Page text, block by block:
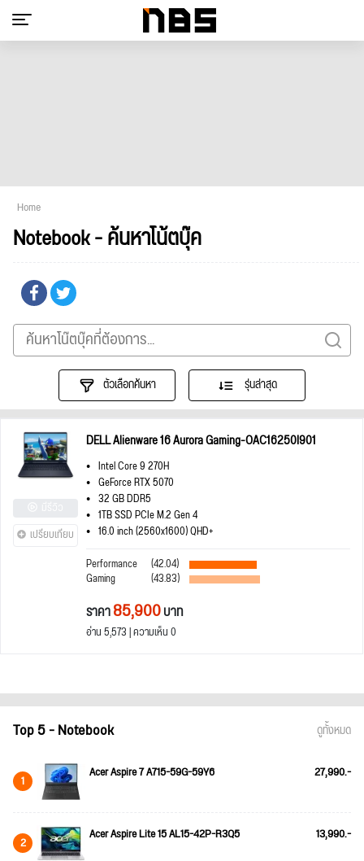
Home
Notebook - ค้นหาโน้ตบุ๊ค
ตัวเลือกค้นหา รุ่นล่าสุด
เปรียบเทียบ
DELL Alienware 16 Aurora Gaming-OAC16250I901
Intel Core 9 270H
GeForce RTX 5070
32 GB DDR5
1TB SSD PCIe M.2 Gen 4
16.0 inch (2560x1600) QHD+
Performance
(42.04)
Gaming (43.83)
ราคา85,900บาท
อ่าน 5,573 | ความเห็น 0
Top 5 - Notebook ดูทั้งหมด
1 Acer Aspire 7 A715-59G-59Y6 27,990.-
2 Acer Aspire Lite 15 AL15-42P-R3Q5 13,990.-